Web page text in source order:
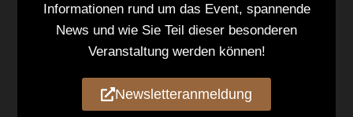
Informationen rund um das Event, spannende
News und wie Sie Teil dieser besonderen
Veranstaltung werden können!
Newsletteranmeldung